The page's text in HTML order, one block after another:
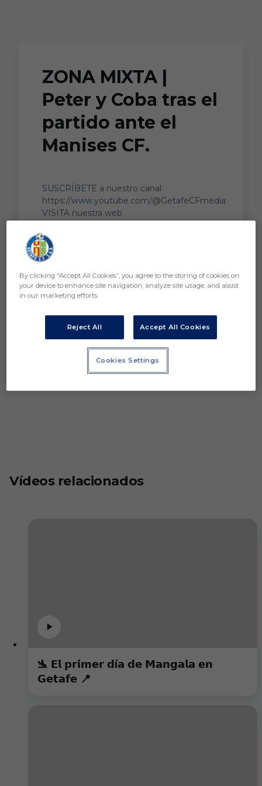
ZONA MIXTA |
Peter y Coba tras el
partido ante el
Manises CF.
SUSCRÍBETE a nuestro canal
https://www.youtube.com/@GetafeCFmedia
VISITA nuestra web
Vídeos relacionados
🛬 𝗘𝗹 𝗽𝗿𝗶𝗺𝗲𝗿 𝗱í𝗮 𝗱𝗲 𝗠𝗮𝗻𝗴𝗮𝗹𝗮 𝗲𝗻
𝗚𝗲𝘁𝗮𝗳𝗲 📍
By clicking “Accept All Cookies”, you agree to the storing of cookies on
your device to enhance site navigation, analyze site usage, and assist
in our marketing efforts.
Reject All Accept All Cookies
Cookies Settings